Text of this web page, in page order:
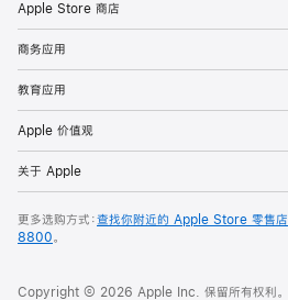
Apple Store 商店
商务应用
教育应用
Apple 价值观
关于 Apple
更多选购方式：查找你附近的 Apple Store 零售店
8800。
Copyright © 2026 Apple Inc. 保留所有权利。